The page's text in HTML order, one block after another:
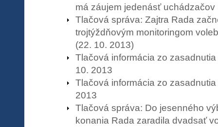
má záujem jedenásť uchádzačov
Tlačová správa: Zajtra Rada
trojtýždňovým monitoringom
(22. 10. 2013)
Tlačová informácia zo
10. 2013
Tlačová informácia zo
2013
Tlačová správa: Do jesenného
konania Rada zaradila dvadsať